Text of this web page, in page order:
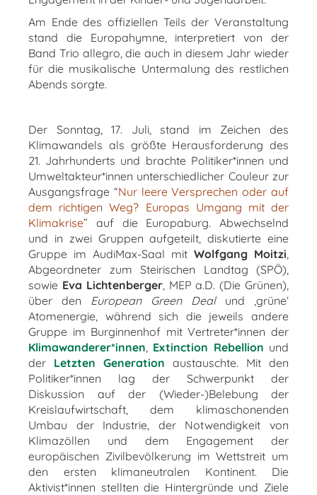
Am Ende des offiziellen Teils der Veranstaltung
stand die Europahymne, interpretiert von der
Band Trio allegro, die auch in diesem Jahr wieder
für die musikalische Untermalung des restlichen
Abends sorgte.
Der Sonntag, 17. Juli, stand im Zeichen des
Klimawandels als größte Herausforderung des
21. Jahrhunderts und brachte Politiker*innen und
Umweltakteur*innen unterschiedlicher Couleur zur
Ausgangsfrage “Nur leere Versprechen oder auf
dem richtigen Weg? Europas Umgang mit der
Klimakrise” auf die Europaburg. Abwechselnd
und in zwei Gruppen aufgeteilt, diskutierte eine
Gruppe im AudiMax-Saal mit Wolfgang Moitzi,
Abgeordneter zum Steirischen Landtag (SPÖ),
sowie Eva Lichtenberger, MEP a.D. (Die Grünen),
über den European Green Dealund ‚grüne‘
Atomenergie, während sich die jeweils andere
Gruppe im Burginnenhof mit Vertreter*innen der
Klimawanderer*innen, Extinction Rebellion und
der Letzten Generation austauschte. Mit den
Politiker*innen lag der Schwerpunkt der
Diskussion auf der (Wieder-)Belebung der
Kreislaufwirtschaft, dem klimaschonenden
Umbau der Industrie, der Notwendigkeit von
Klimazöllen und dem Engagement der
europäischen Zivilbevölkerung im Wettstreit um
den ersten klimaneutralen Kontinent. Die
Aktivist*innen stellten die Hintergründe und Ziele